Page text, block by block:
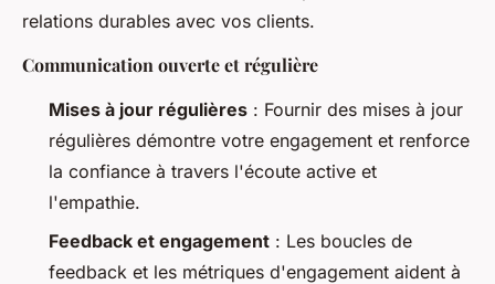
relations durables avec vos clients.
Communication ouverte et régulière
Mises à jour régulières : Fournir des mises à jour
régulières démontre votre engagement et renforce
la confiance à travers l'écoute active et
l'empathie.
Feedback et engagement : Les boucles de
feedback et les métriques d'engagement aident à